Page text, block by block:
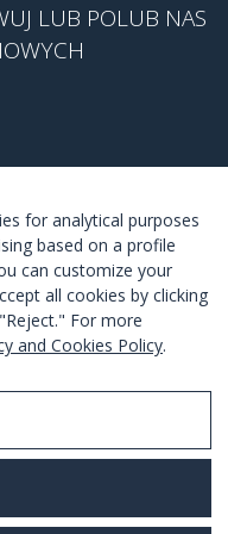
LUB POLUB NAS
DOŁĄCZ
usługi.
for analytical purposes
based on a profile
can customize your
all cookies by clicking
For more
and Cookies Policy.
Policy